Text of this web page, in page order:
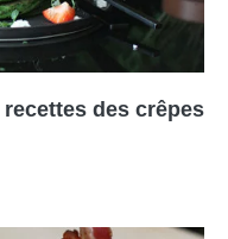
des crêpes